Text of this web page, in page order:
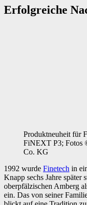
Erfolgreiche
Produktneuheit für
FiNEXT P3; Fotos
Co. KG
1992 wurde Finetech in
Knapp sechs Jahre später
oberpfälzischen Amberg
ein. Das von seiner